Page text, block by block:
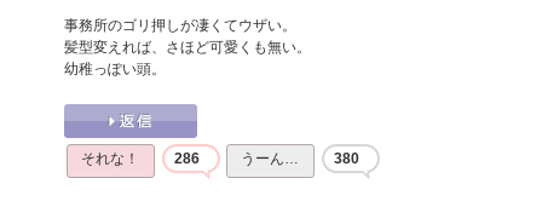
事務所のゴリ押しが凄くてウザい。
髪型変えれば、さほど可愛くも無い。
幼稚っぽい頭。
それな！ 286 うーん… 380